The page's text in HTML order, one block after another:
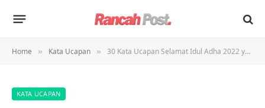
Home » Kata Ucapan » 30 Kata Ucapan Selamat Idul Adha 2022 yang Penuh Doa
KATA UCAPAN